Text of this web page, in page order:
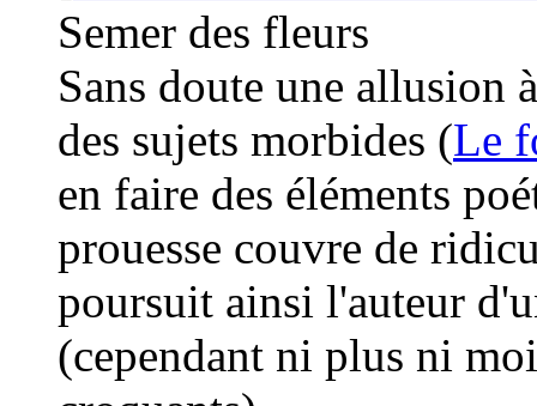
Semer des fleurs
Sans doute une allusion
des sujets morbides (Le
en faire des éléments
prouesse couvre de
poursuit ainsi l'auteur
(cependant ni plus ni